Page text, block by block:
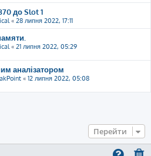
до Slot 1
« 28 липня 2022, 17:11
« 21 липня 2022, 05:29
аналізатором
« 12 липня 2022, 05:08
Перейти